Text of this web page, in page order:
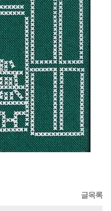
글목록